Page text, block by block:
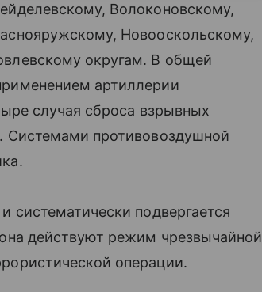
Волоконовскому,
Новооскольскому,
округам. В общей
артиллерии
случая сброса взрывных
Системами противовоздушной
систематически подвергается
действуют режим чрезвычайной
операции.